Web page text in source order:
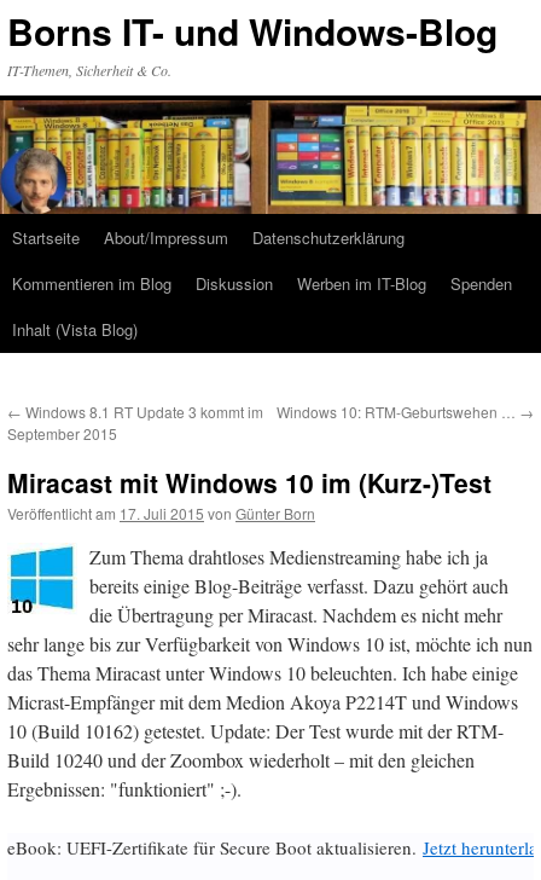
Inhalt
Borns IT- und Windows-Blog
IT-Themen, Sicherheit & Co.
Startseite About/Impressum
Datenschutzerklärung
Kommentieren im Blog
Diskussion Werben im IT-Blog
Spenden
Inhalt (Vista Blog)
← Windows 8.1 RT Update 3 kommt im
September 2015
Windows 10: RTM-Geburtswehen … →
Miracast mit Windows 10 im (Kurz-)Test
Veröffentlicht am 17. Juli 2015 von Günter Born
Zum Thema drahtloses Medienstreaming habe ich ja
bereits einige Blog-Beiträge verfasst. Dazu gehört auch
die Übertragung per Miracast. Nachdem es nicht mehr
sehr lange bis zur Verfügbarkeit von Windows 10 ist, möchte ich nun
das Thema Miracast unter Windows 10 beleuchten. Ich habe einige
Micrast-Empfänger mit dem Medion Akoya P2214T und Windows
10 (Build 10162) getestet. Update: Der Test wurde mit der RTM-
Build 10240 und der Zoombox wiederholt – mit den gleichen
Ergebnissen: "funktioniert" ;-).
eBook: UEFI-Zertifikate für Secure Boot aktualisieren. Jetzt